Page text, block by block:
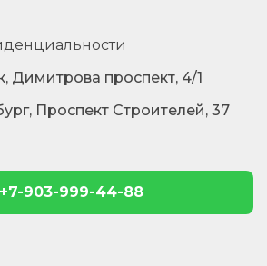
Димитрова проспект, 4/1
Проспект Строителей, 37
+7-903-999-44-88